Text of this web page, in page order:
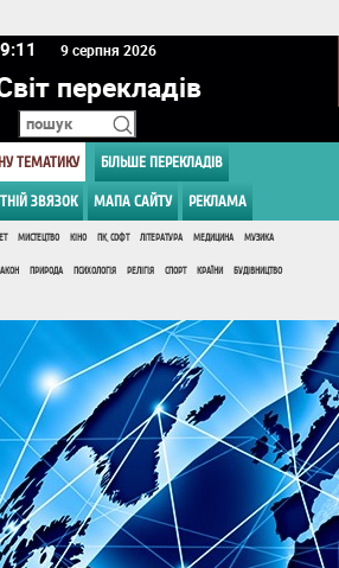
11 9 серпня 2026
перекладів
ТЕМАТИКУ БІЛЬШЕ ПЕРЕКЛАДІВ
ЗВЯЗОК МАПА САЙТУ РЕКЛАМА
МИСТЕЦТВО КІНО ПК, СОФТ ЛІТЕРАТУРА МЕДИЦИНА МУЗИКА
ПРИРОДА ПСИХОЛОГІЯ РЕЛІГІЯ СПОРТ КРАЇНИ БУДІВНИЦТВО